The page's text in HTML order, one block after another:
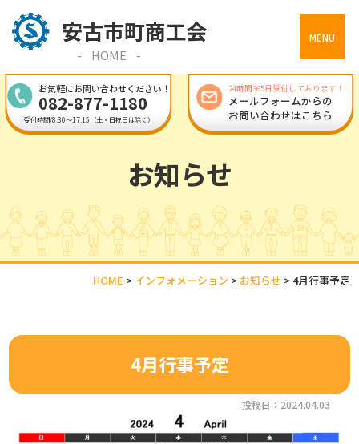
HOME
MENU
お気軽にお問い合わせください！
082-877-1180
受付時間/8:30～17:15（土・日祝日は除く）
24時間365日受付しております！
メールフォームからの
お問い合わせはこちら
お知らせ
HOME > インフォメーション > お知らせ > 4月行事予定
4月行事予定
投稿日：2024.04.03